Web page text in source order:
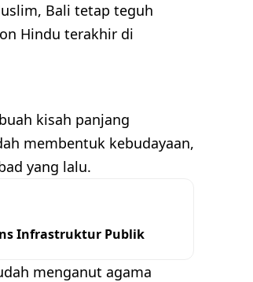
Bali tetap teguh
Hindu terakhir di
kisah panjang
membentuk kebudayaan,
yang lalu.
Infrastruktur Publik
menganut agama